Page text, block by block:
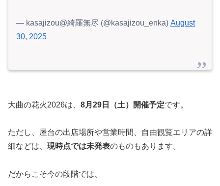
— kasajizou@綺羅無尽 (@kasajizou_enka) August
30, 2025
大曲の花火2026は、 8月29日（土）開催予定です。
ただし、屋台の出店場所や営業時間、自由観覧エリアの詳
細などは、 現時点では未発表のものもあります。
だからこそ今の段階では、